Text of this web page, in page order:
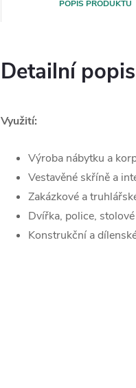
POPIS PRODUKTU
Detailní
Využití:
Výroba nábytku a
Vestavěné skříně a
Zakázkové a
Dvířka, police,
Konstrukční a